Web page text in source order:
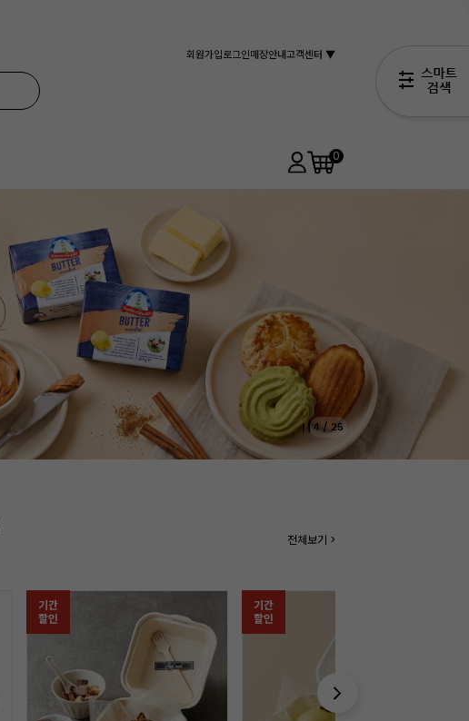
회원가입로그인매장안내고객센터 ▼
0
5/25
전체보기 >
기간
할인